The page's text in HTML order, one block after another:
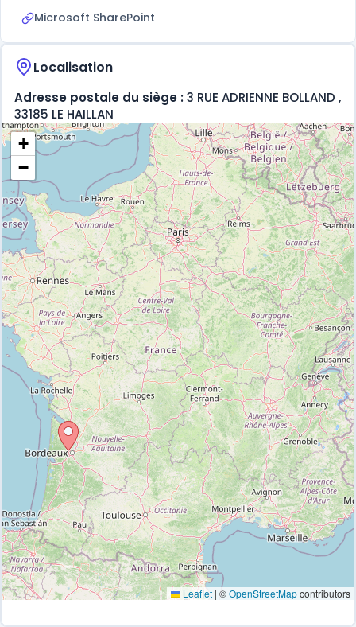
Microsoft SharePoint
Localisation
Adresse postale du siège :3 RUE ADRIENNE BOLLAND ,
33185 LE HAILLAN
+
−
Leaflet | ©OpenStreetMapcontributors